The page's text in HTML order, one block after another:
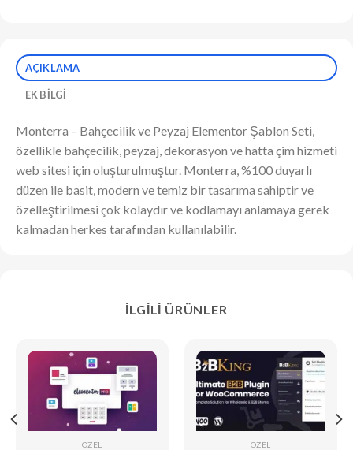
AÇIKLAMA
EK BILGI
Monterra – Bahçecilik ve Peyzaj Elementor Şablon Seti,
özellikle bahçecilik, peyzaj, dekorasyon ve hatta çim hizmeti
web sitesi için oluşturulmuştur. Monterra, %100 duyarlı
düzen ile basit, modern ve temiz bir tasarıma sahiptir ve
özelleştirilmesi çok kolaydır ve kodlamayı anlamaya gerek
kalmadan herkes tarafından kullanılabilir.
İLGILI ÜRÜNLER
ÖZEL ÖZEL